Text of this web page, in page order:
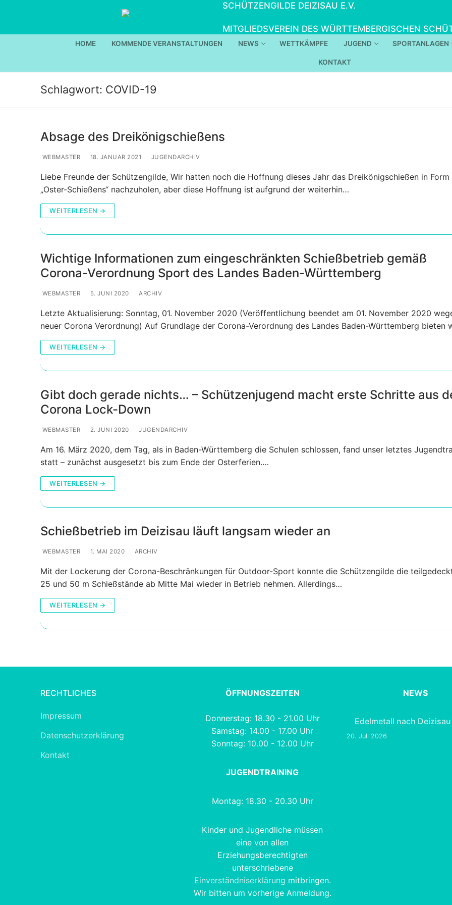
SCHÜTZENGILDE DEIZISAU E.V.
MITGLIEDSVEREIN DES WÜRTTEMBERGISCHEN
HOME KOMMENDE VERANSTALTUNGEN NEWS WETTKÄMPFE JUGEND SPORTANLAGEN
KONTAKT
Schlagwort: COVID-19
Absage des Dreikönigschießens
WEBMASTER 18. JANUAR 2021 JUGENDARCHIV
Liebe Freunde der Schützengilde, Wir hatten noch die Hoffnung dieses Jahr das Dreikönigschießen in Form
„Oster-Schießens“ nachzuholen, aber diese Hoffnung ist aufgrund der weiterhin…
WEITERLESEN →
Wichtige Informationen zum eingeschränkten Schießbetrieb gemäß
Corona-Verordnung Sport des Landes Baden-Württemberg
WEBMASTER 5. JUNI 2020 ARCHIV
Letzte Aktualisierung: Sonntag, 01. November 2020 (Veröffentlichung beendet am 01. November 2020
neuer Corona Verordnung) Auf Grundlage der Corona-Verordnung des Landes Baden-Württemberg bieten
WEITERLESEN →
Gibt doch gerade nichts… – Schützenjugend macht erste Schritte aus
Corona Lock-Down
WEBMASTER 2. JUNI 2020 JUGENDARCHIV
Am 16. März 2020, dem Tag, als in Baden-Württemberg die Schulen schlossen, fand unser letztes
statt – zunächst ausgesetzt bis zum Ende der Osterferien.…
WEITERLESEN →
Schießbetrieb im Deizisau läuft langsam wieder an
WEBMASTER 1. MAI 2020 ARCHIV
Mit der Lockerung der Corona-Beschränkungen für Outdoor-Sport konnte die Schützengilde die
25 und 50 m Schießstände ab Mitte Mai wieder in Betrieb nehmen. Allerdings…
WEITERLESEN →
RECHTLICHES
Impressum
Datenschutzerklärung
Kontakt
ÖFFNUNGSZEITEN
Donnerstag: 18.30 - 21.00 Uhr
Samstag: 14.00 - 17.00 Uhr
Sonntag: 10.00 - 12.00 Uhr
JUGENDTRAINING
Montag: 18.30 - 20.30 Uhr
Kinder und Jugendliche müssen
eine von allen
Erziehungsberechtigten
unterschriebene
Einverständniserklärung mitbringen.
Wir bitten um vorherige Anmeldung.
NEWS
Edelmetall nach Deizisau
20. Juli 2026